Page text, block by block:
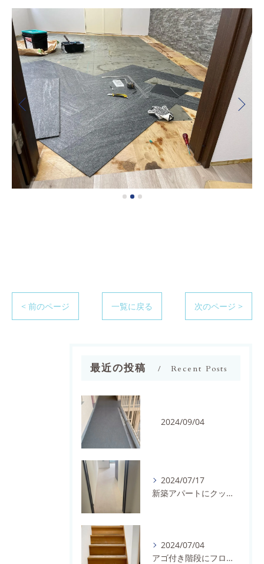
< 前のページ 一覧に戻る 次のページ >
最近の投稿 Recent Posts
2024/09/04
2024/07/17
新築アパートにクッションフロアを施工しました。
2024/07/04
アゴ付き階段にフロアタイルとノンスリップを施工しました。